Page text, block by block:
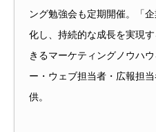
ング勉強会も定期開催。「
化し、持続的な成長を実現
きるマーケティングノウハ
ー・ウェブ担当者・広報担
供。